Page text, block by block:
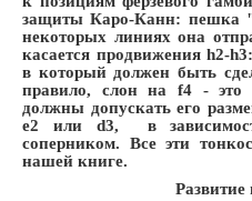
защиты Каро-Канн: пешка
некоторых линиях она
касается продвижения h2-
в который должен быть
правило, слон на f4 -
должны допускать его
e2 или d3, в
соперником. Все эти
нашей книге.
Развитие